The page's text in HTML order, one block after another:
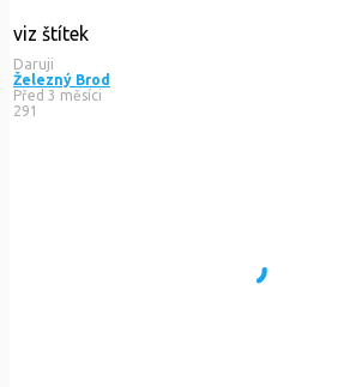
viz štítek
Daruji
Železný Brod
Před 3 měsíci
291